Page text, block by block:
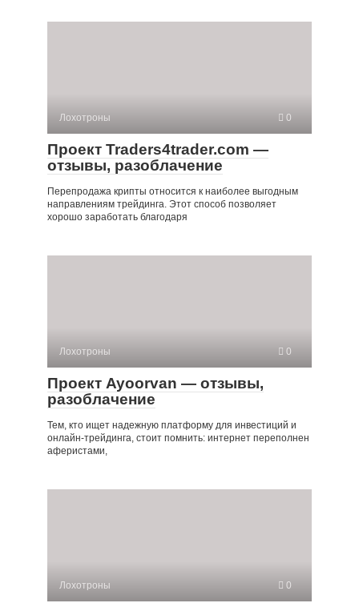
Лохотроны 0
Проект Traders4trader.com —
отзывы, разоблачение
Перепродажа крипты относится к наиболее выгодным
направлениям трейдинга. Этот способ позволяет
хорошо заработать благодаря
Лохотроны 0
Проект Ayoorvan — отзывы,
разоблачение
Тем, кто ищет надежную платформу для инвестиций и
онлайн-трейдинга, стоит помнить: интернет переполнен
аферистами,
Лохотроны 0